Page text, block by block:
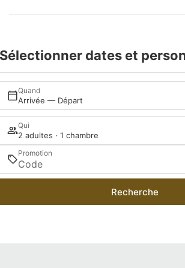
Sélectionner dates et
Quand
Arrivée — Départ
Qui
2 adultes · 1 chambre
Promotion
Recherche